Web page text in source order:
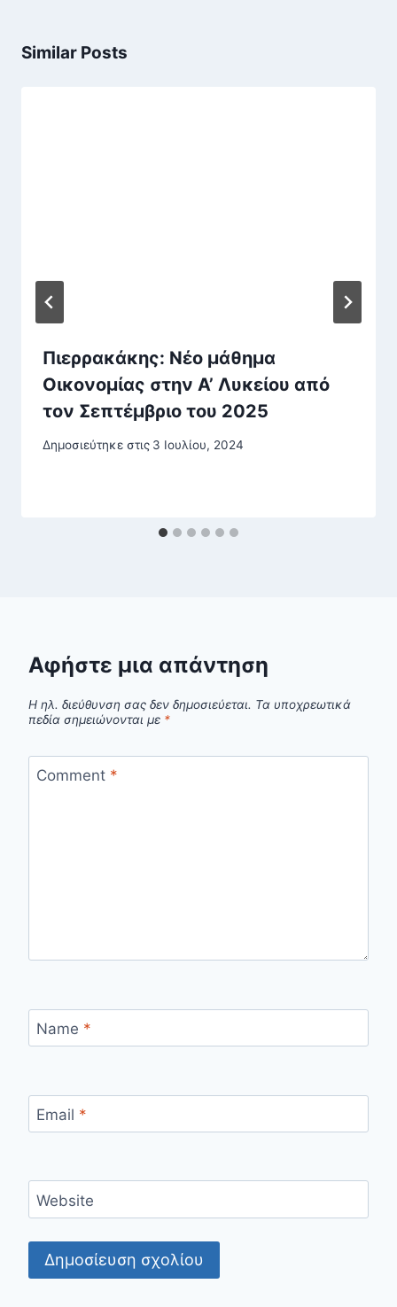
Similar Posts
Πιερρακάκης: Νέο μάθημα
Οικονομίας στην Α’ Λυκείου από
τον Σεπτέμβριο του 2025
Δημοσιεύτηκε στις 3 Ιουλίου, 2024
Αφήστε μια απάντηση
Η ηλ. διεύθυνση σας δεν δημοσιεύεται. Τα υποχρεωτικά
πεδία σημειώνονται με *
Comment *
Name *
Email *
Website